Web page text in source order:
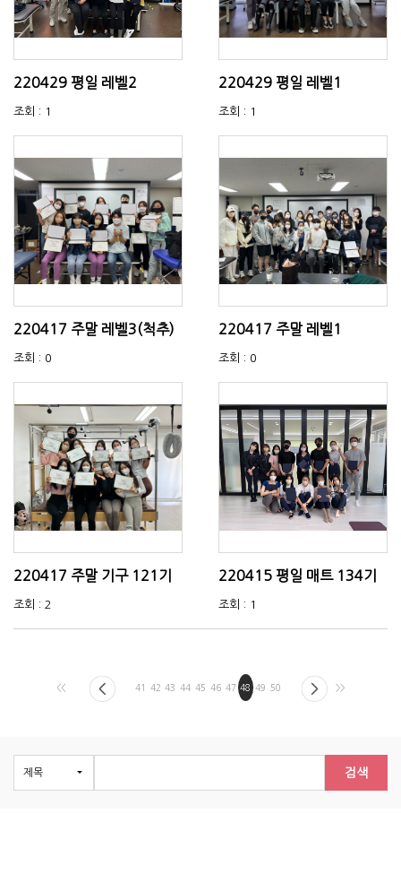
220429 평일 레벨2
조회 : 1
220429 평일 레벨1
조회 : 1
220417 주말 레벨3(척추)
조회 : 0
220417 주말 레벨1
조회 : 0
220417 주말 기구 121기
조회 : 2
220415 평일 매트 134기
조회 : 1
<< 41 42 43 44 45 46 47 48 49 50 >>
검색